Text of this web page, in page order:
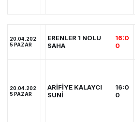
20.04.202
5 PAZAR
ERENLER 1 NOLU
SAHA
16:0
0
20.04.202
5 PAZAR
ARİFİYE KALAYCI
SUNİ
16:0
0